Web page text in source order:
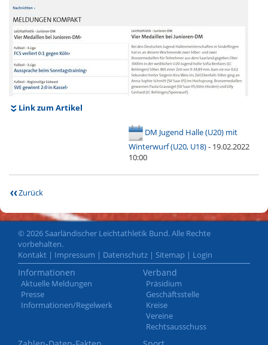
Link zum Artikel
DM Jugend Halle (U20) mit
Winterwurf (U20, U18)- 19.02.2022
10:00
Zurück
© 2026 Saarländischer Leichtathletik Bund. Alle Rechte
vorbehalten.
Kontakt | Impressum | Datenschutz | Sitemap | Login
Informationen
Aktuelle Meldungen
Presse
Informationen/Regelwerk
Verband
Präsidium
Geschäftsstelle
Kreise
Vereine
Rechtsausschuss